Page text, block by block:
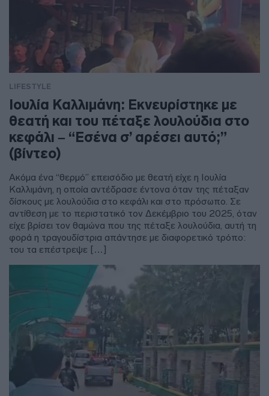
LIFESTYLE
Ιουλία Καλλιμάνη: Εκνευρίστηκε με
θεατή και του πέταξε λουλούδια στο
κεφάλι – “Εσένα σ’ αρέσει αυτό;”
(βίντεο)
Ακόμα ένα “θερμό” επεισόδιο με θεατή είχε η Ιουλία
Καλλιμάνη, η οποία αντέδρασε έντονα όταν της πέταξαν
δίσκους με λουλούδια στο κεφάλι και στο πρόσωπο. Σε
αντίθεση με το περιστατικό τον Δεκέμβριο του 2025, όταν
είχε βρίσει τον θαμώνα που της πέταξε λουλούδια, αυτή τη
φορά η τραγουδίστρια απάντησε με διαφορετικό τρόπο:
του τα επέστρεψε […]